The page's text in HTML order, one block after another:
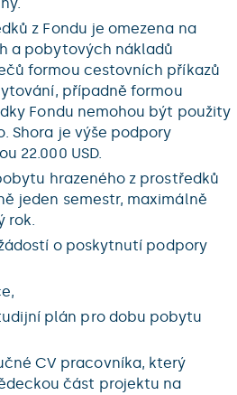
z Fondu je omezena na
a pobytových nákladů
formou cestovních příkazů
případně formou
Fondu nemohou být použity
Shora je výše podpory
22.000 USD.
hrazeného z prostředků
jeden semestr, maximálně
rok.
o poskytnutí podpory
plán pro dobu pobytu
CV pracovníka, který
část projektu na